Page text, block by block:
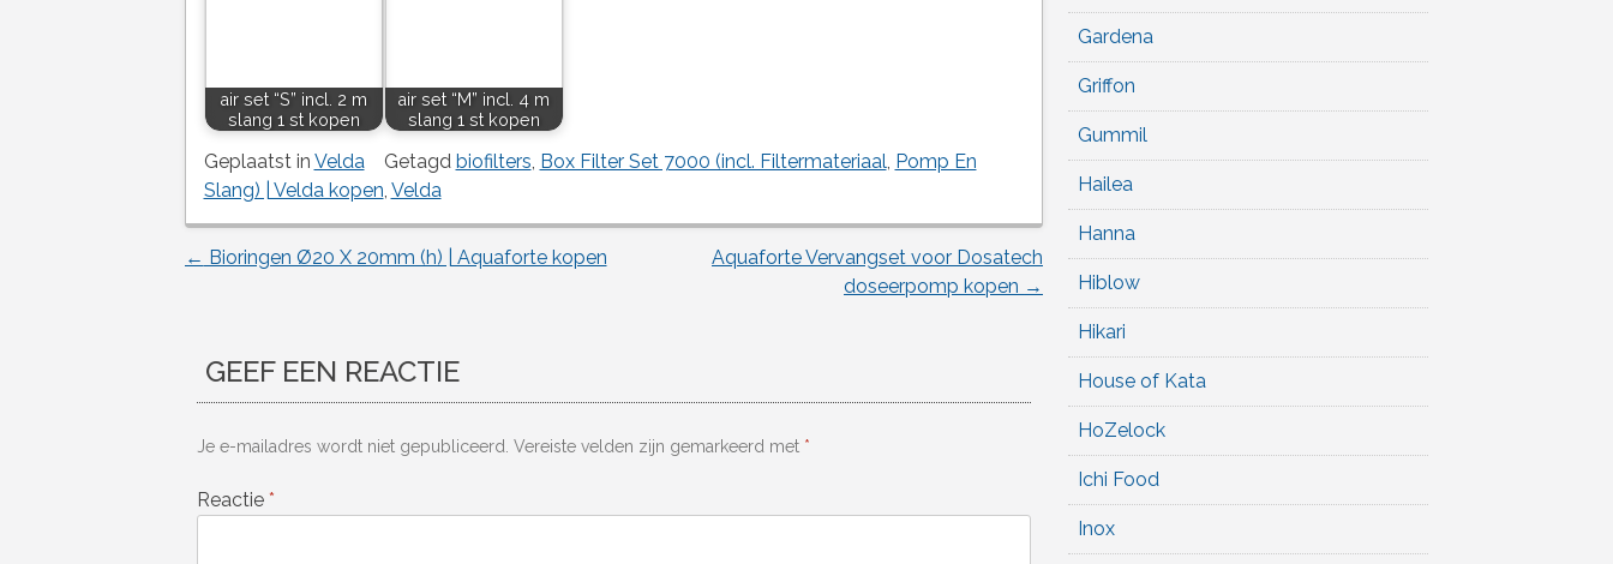
air set “S” incl. 2 m
slang 1 st kopen
air set “M” incl. 4 m
slang 1 st kopen
Geplaatst in Velda Getagd biofilters, Box Filter Set 7000 (incl. Filtermateriaal, Pomp En
Slang) | Velda kopen, Velda
Berichtnavigatie
← Bioringen Ø20 X 20mm (h) | Aquaforte kopen
Aquaforte Vervangset voor Dosatech
doseerpomp kopen →
GEEF EEN REACTIE
Je e-mailadres wordt niet gepubliceerd. Vereiste velden zijn gemarkeerd met *
Reactie *
Gardena
Griffon
Gummil
Hailea
Hanna
Hiblow
Hikari
House of Kata
HoZelock
Ichi Food
Inox